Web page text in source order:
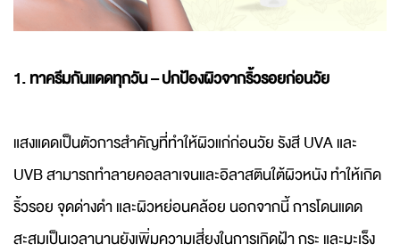
1. ทาครีมกันแดดทุกวัน – ปกป้องผิวจากริ้วรอยก่อนวัย
แสงแดดเป็นตัวการสำคัญที่ทำให้ผิวแก่ก่อนวัย รังสี UVA และ
UVB สามารถทำลายคอลลาเจนและอิลาสตินใต้ผิวหนัง ทำให้เกิด
ริ้วรอย จุดด่างดำ และผิวหย่อนคล้อย นอกจากนี้ การโดนแดด
สะสมเป็นเวลานานยังเพิ่มความเสี่ยงในการเกิดฝ้า กระ และมะเร็ง